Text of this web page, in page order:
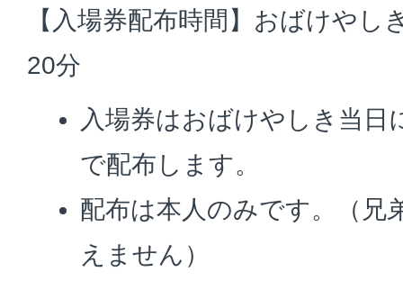
【入場券配布時間】おばけやし
20分
入場券はおばけやしき当日
で配布します。
配布は本人のみです。（兄
えません）